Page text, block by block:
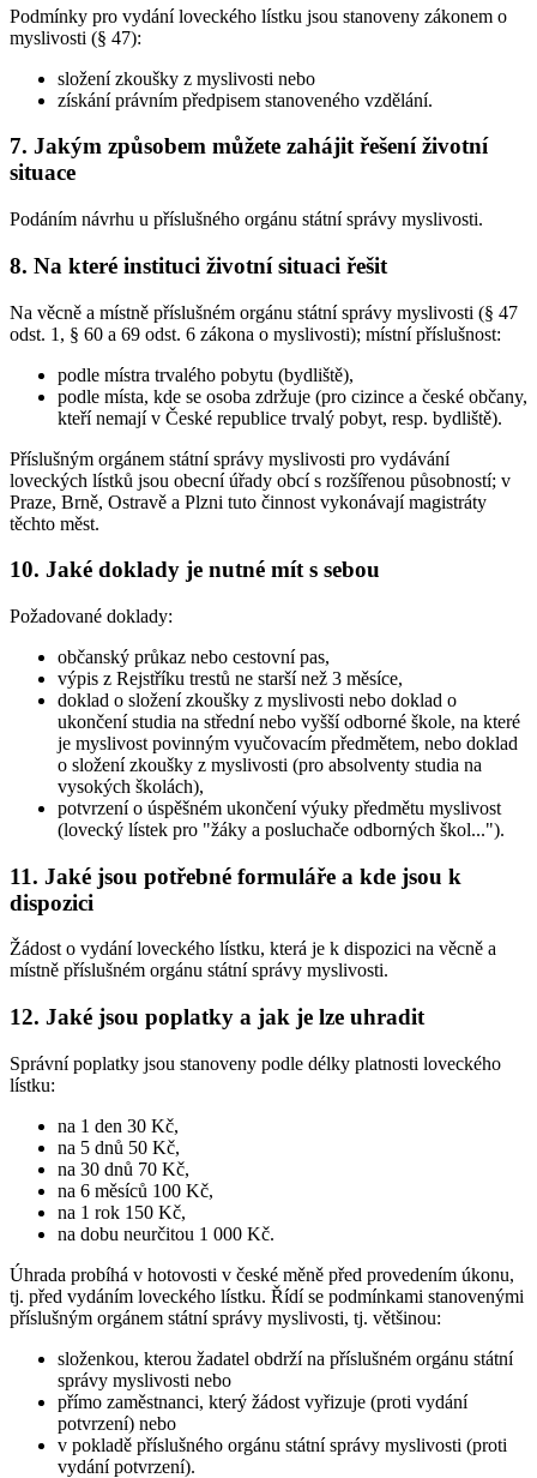
Podmínky pro vydání loveckého lístku jsou stanoveny zákonem o
myslivosti (§ 47):
složení zkoušky z myslivosti nebo
získání právním předpisem stanoveného vzdělání.
7. Jakým způsobem můžete zahájit řešení životní
situace
Podáním návrhu u příslušného orgánu státní správy myslivosti.
8. Na které instituci životní situaci řešit
Na věcně a místně příslušném orgánu státní správy myslivosti (§ 47
odst. 1, § 60 a 69 odst. 6 zákona o myslivosti); místní příslušnost:
podle místra trvalého pobytu (bydliště),
podle místa, kde se osoba zdržuje (pro cizince a české občany,
kteří nemají v České republice trvalý pobyt, resp. bydliště).
Příslušným orgánem státní správy myslivosti pro vydávání
loveckých lístků jsou obecní úřady obcí s rozšířenou působností; v
Praze, Brně, Ostravě a Plzni tuto činnost vykonávají magistráty
těchto měst.
10. Jaké doklady je nutné mít s sebou
Požadované doklady:
občanský průkaz nebo cestovní pas,
výpis z Rejstříku trestů ne starší než 3 měsíce,
doklad o složení zkoušky z myslivosti nebo doklad o
ukončení studia na střední nebo vyšší odborné škole, na které
je myslivost povinným vyučovacím předmětem, nebo doklad
o složení zkoušky z myslivosti (pro absolventy studia na
vysokých školách),
potvrzení o úspěšném ukončení výuky předmětu myslivost
(lovecký lístek pro "žáky a posluchače odborných škol...").
11. Jaké jsou potřebné formuláře a kde jsou k
dispozici
Žádost o vydání loveckého lístku, která je k dispozici na věcně a
místně příslušném orgánu státní správy myslivosti.
12. Jaké jsou poplatky a jak je lze uhradit
Správní poplatky jsou stanoveny podle délky platnosti loveckého
lístku:
na 1 den 30 Kč,
na 5 dnů 50 Kč,
na 30 dnů 70 Kč,
na 6 měsíců 100 Kč,
na 1 rok 150 Kč,
na dobu neurčitou 1 000 Kč.
Úhrada probíhá v hotovosti v české měně před provedením úkonu,
tj. před vydáním loveckého lístku. Řídí se podmínkami stanovenými
příslušným orgánem státní správy myslivosti, tj. většinou:
složenkou, kterou žadatel obdrží na příslušném orgánu státní
správy myslivosti nebo
přímo zaměstnanci, který žádost vyřizuje (proti vydání
potvrzení) nebo
v pokladě příslušného orgánu státní správy myslivosti (proti
vydání potvrzení).